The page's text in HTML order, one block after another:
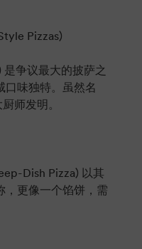
Pizzas)
争议最大的披萨之
口味独特。虽然名
师发明。
Dish Pizza) 以其
，更像一个馅饼，需